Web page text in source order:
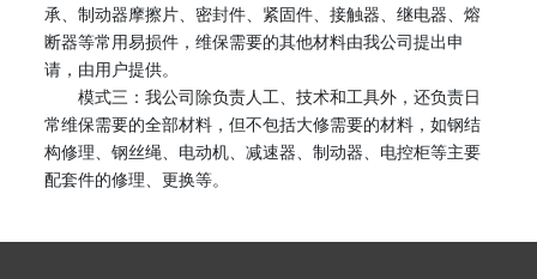
承、制动器摩擦片、密封件、紧固件、接触器、继电器、熔
断器等常用易损件，维保需要的其他材料由我公司提出申
请，由用户提供。
模式三：我公司除负责人工、技术和工具外，还负责日
常维保需要的全部材料，但不包括大修需要的材料，如钢结
构修理、钢丝绳、电动机、减速器、制动器、电控柜等主要
配套件的修理、更换等。